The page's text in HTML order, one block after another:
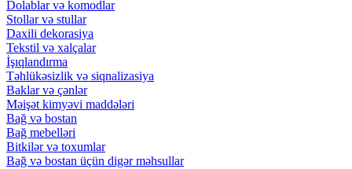
Dolablar və komodlar
Stollar və stullar
Daxili dekorasiya
Tekstil və xalçalar
İşıqlandırma
Təhlükəsizlik və siqnalizasiya
Baklar və çənlər
Məişət kimyəvi maddələri
Bağ və bostan
Bağ mebelləri
Bitkilər və toxumlar
Bağ və bostan üçün digər məhsullar